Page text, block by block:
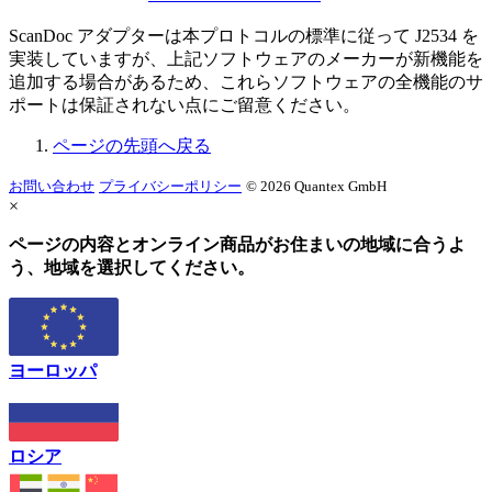
ScanDoc アダプターは本プロトコルの標準に従って J2534 を
実装していますが、上記ソフトウェアのメーカーが新機能を
追加する場合があるため、これらソフトウェアの全機能のサ
ポートは保証されない点にご留意ください。
ページの先頭へ戻る
お問い合わせ プライバシーポリシー © 2026 Quantex GmbH
×
ページの内容とオンライン商品がお住まいの地域に合うよ
う、地域を選択してください。
ヨーロッパ
ロシア